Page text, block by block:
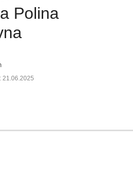
Polina
21.06.2025